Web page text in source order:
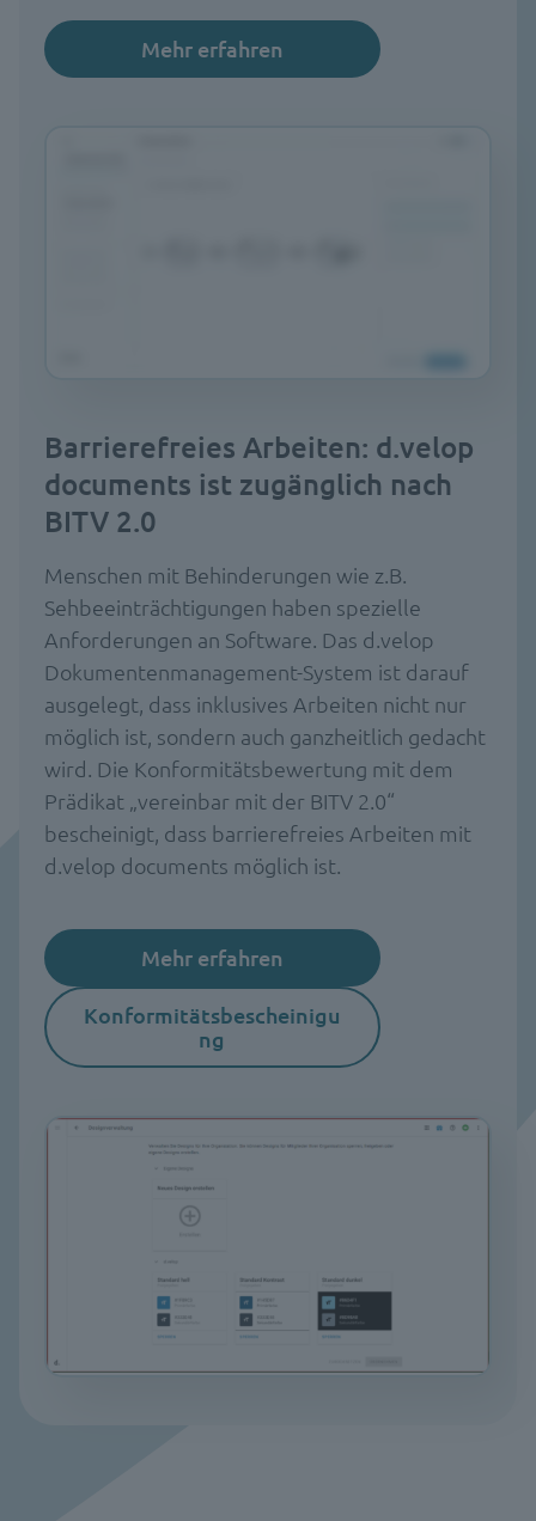
Mehr erfahren
Barrierefreies Arbeiten: d.velop
documents ist zugänglich nach
BITV 2.0
Menschen mit Behinderungen wie z.B.
Sehbeeinträchtigungen haben spezielle
Anforderungen an Software. Das d.velop
Dokumentenmanagement-System ist darauf
ausgelegt, dass inklusives Arbeiten nicht nur
möglich ist, sondern auch ganzheitlich gedacht
wird. Die Konformitätsbewertung mit dem
Prädikat „vereinbar mit der BITV 2.0“
bescheinigt, dass barrierefreies Arbeiten mit
d.velop documents möglich ist.
Mehr erfahren
Konformitätsbescheinigu
ng